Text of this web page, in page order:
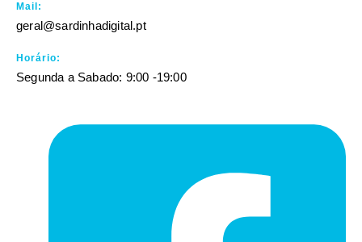
Mail:
geral@sardinhadigital.pt
Horário:
Segunda a Sabado: 9:00 -19:00